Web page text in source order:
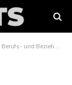
Beziehungsgeschichte